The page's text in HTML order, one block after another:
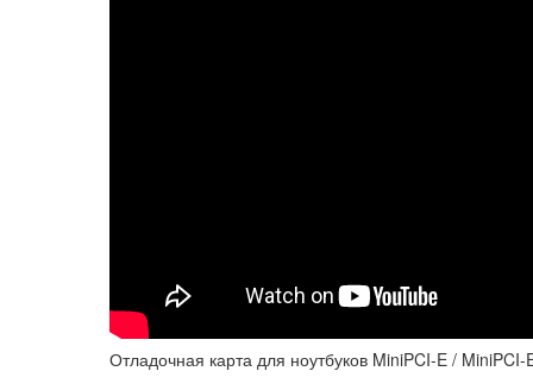
Отладочная карта для ноутбуков MiniPCI-E /